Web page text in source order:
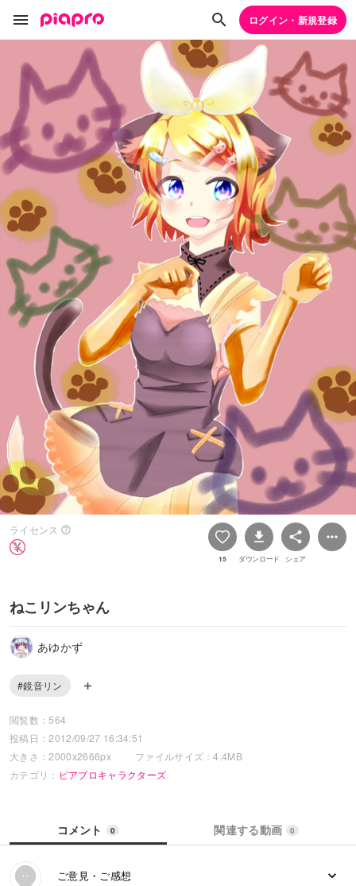
ログイン・新規登録
ライセンス
15 ダウンロード シェア
ねこリンちゃん
あゆかず
#鏡音リン
閲覧数：564
投稿日：2012/09/27 16:34:51
大きさ：2000x2666px
ファイルサイズ：4.4MB
カテゴリ： ピアプロキャラクターズ
コメント 0 関連する動画 0
ご意見・ご感想